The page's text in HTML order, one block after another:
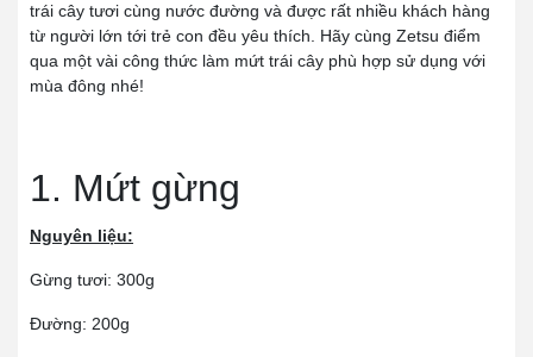
trái cây tươi cùng nước đường và được rất nhiều khách hàng
từ người lớn tới trẻ con đều yêu thích. Hãy cùng Zetsu điểm
qua một vài công thức làm mứt trái cây phù hợp sử dụng với
mùa đông nhé!
1. Mứt gừng
Nguyên liệu:
Gừng tươi: 300g
Đường: 200g